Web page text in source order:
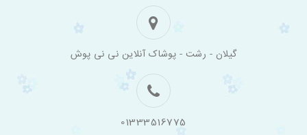
گیلان - رشت - پوشاک آنلاین نی نی پوش
01333516775